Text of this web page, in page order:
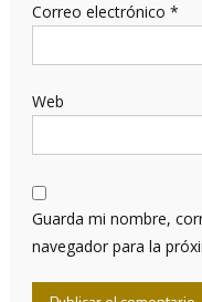
Correo electrónico *
Web
Guarda mi nombre,
navegador para la